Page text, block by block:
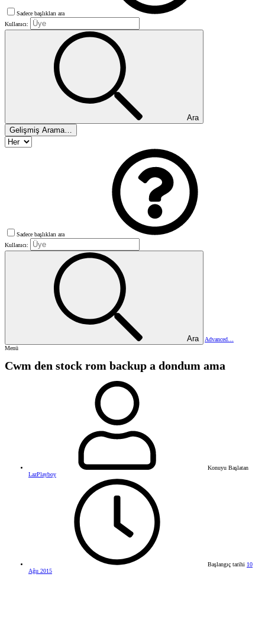
Sadece başlıkları ara
Kullanıcı:
Ara
Gelişmiş Arama…
Sadece başlıkları ara
Kullanıcı:
Ara
Advanced…
Menü
Cwm den stock rom backup a dondum ama
Konuyu Başlatan
LazPlayboy
Başlangıç tarihi 10
Ağu 2015